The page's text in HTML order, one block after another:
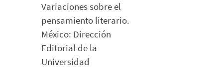
Variaciones sobre el
pensamiento literario.
México: Dirección
Editorial de la
Universidad